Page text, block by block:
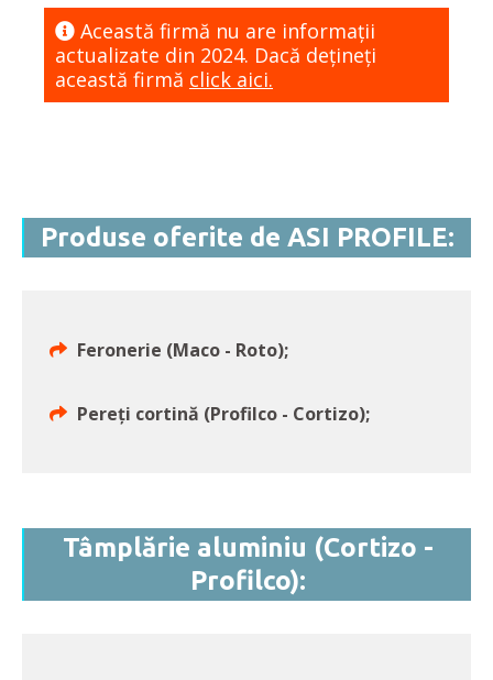
Această firmă nu are informaţii
actualizate din 2024. Dacă dețineți
această firmă click aici.
Produse oferite de ASI PROFILE:
Feronerie (Maco - Roto);
Pereți cortină (Profilco - Cortizo);
Tâmplărie aluminiu (Cortizo -
Profilco):